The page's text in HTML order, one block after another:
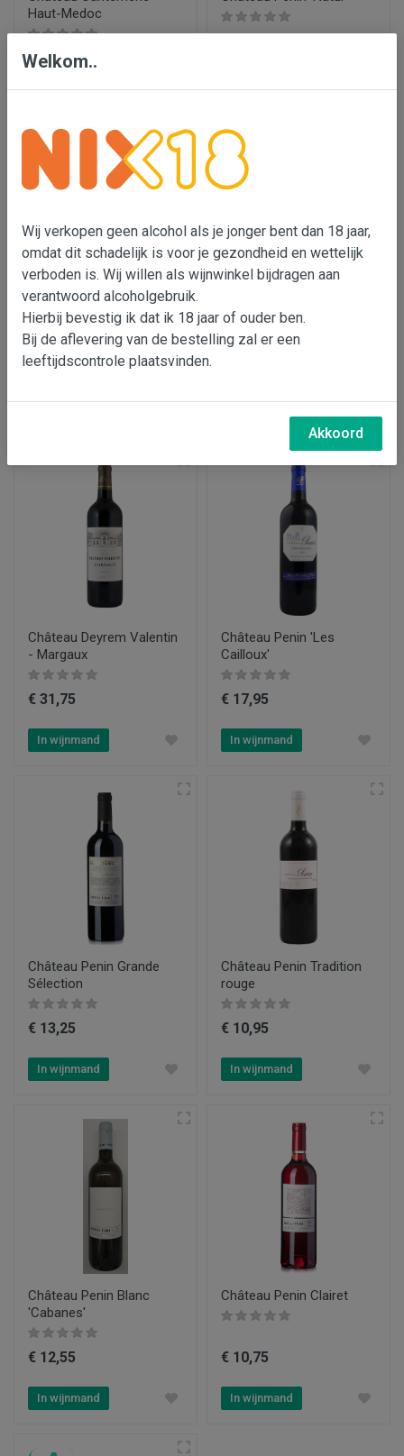
Haut-Medoc
€ 39,75
Château la Fleur Peyrabon
€ 39,95
Château Peyrabon
Château Deyrem Valentin
- Margaux
€ 31,75
In wijnmand
Château Penin 'Les
Cailloux'
€ 17,95
In wijnmand
Château Penin Grande
Sélection
€ 13,25
In wijnmand
Château Penin Tradition
rouge
€ 10,95
In wijnmand
Château Penin Blanc
'Cabanes'
€ 12,55
In wijnmand
Château Penin Clairet
€ 10,75
In wijnmand
Welkom..
Wij verkopen geen alcohol als je jonger bent dan 18 jaar,
omdat dit schadelijk is voor je gezondheid en wettelijk
verboden is. Wij willen als wijnwinkel bijdragen aan
verantwoord alcoholgebruik.
Hierbij bevestig ik dat ik 18 jaar of ouder ben.
Bij de aflevering van de bestelling zal er een
leeftijdscontrole plaatsvinden.
Akkoord